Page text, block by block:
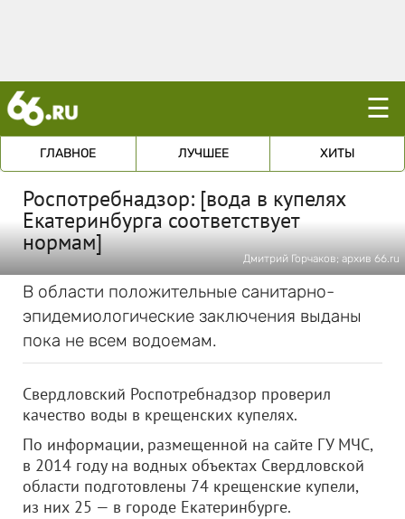
☰
ГЛАВНОЕ ЛУЧШЕЕ ХИТЫ
Роспотребнадзор: [вода в купелях
Екатеринбурга соответствует
нормам]
Дмитрий Горчаков; архив 66.ru
В области положительные санитарно-
эпидемиологические заключения выданы
пока не всем водоемам.
Свердловский Роспотребнадзор проверил
качество воды в крещенских купелях.
По информации, размещенной на сайте ГУ МЧС,
в 2014 году на водных объектах Свердловской
области подготовлены 74 крещенские купели,
из них 25 — в городе Екатеринбурге.